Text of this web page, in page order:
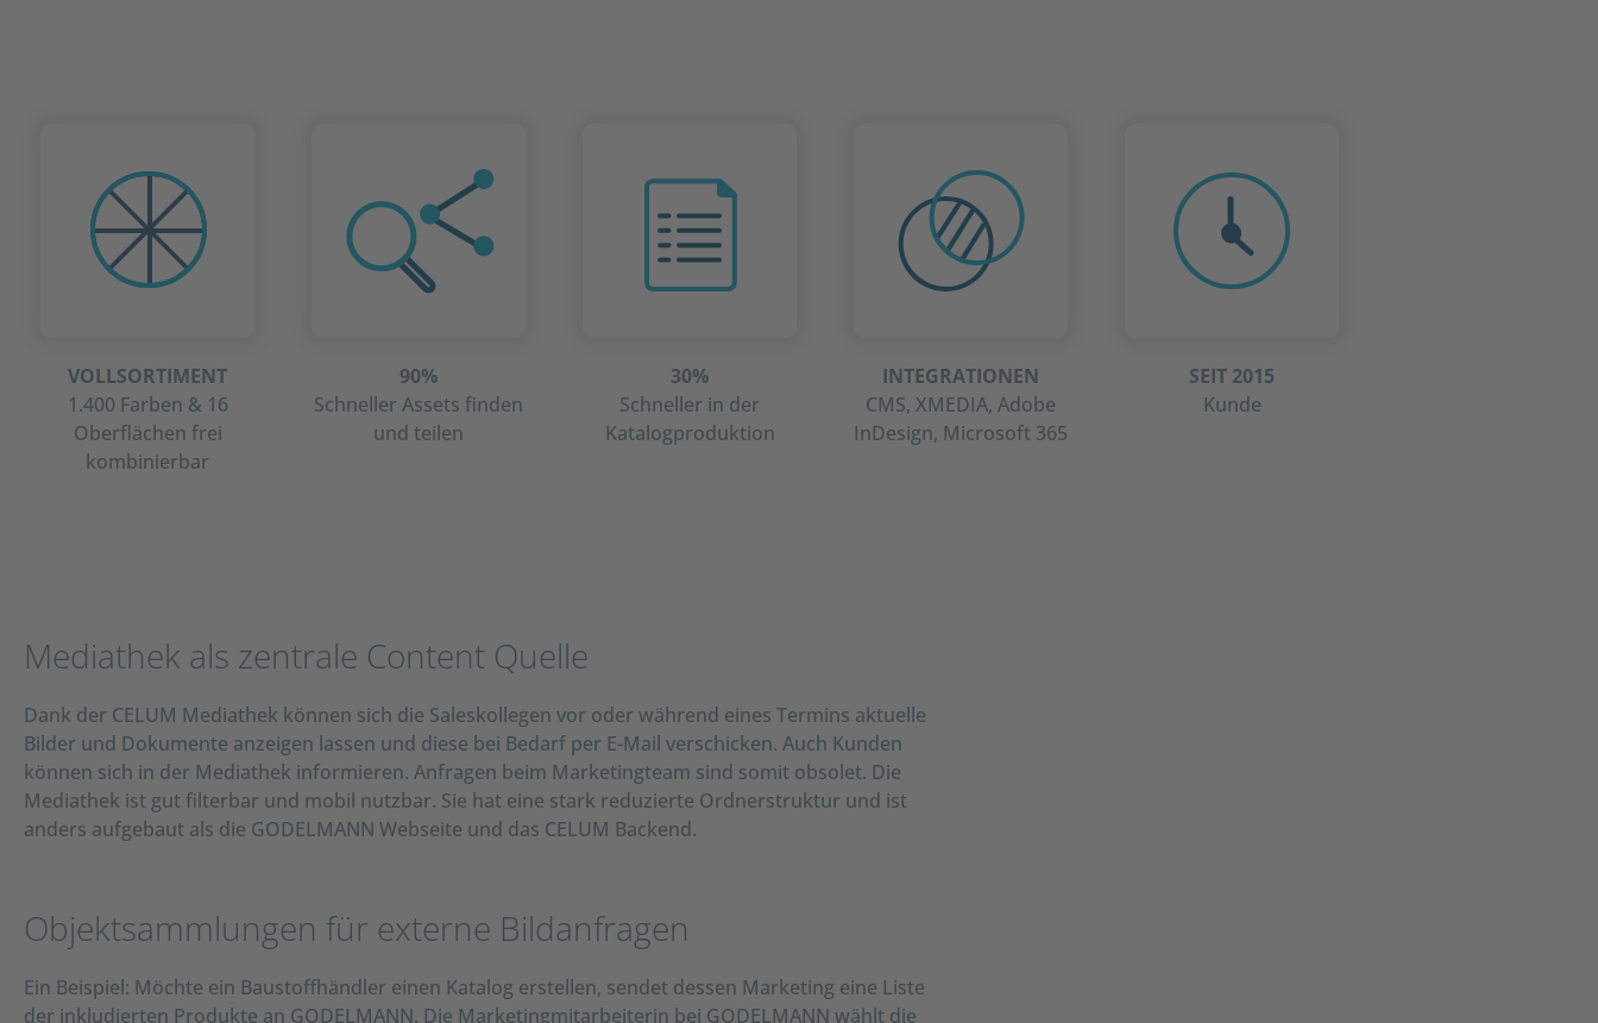
VOLLSORTIMENT
1.400 Farben & 16
Oberflächen frei
kombinierbar
90%
Schneller Assets finden
und teilen
30%
Schneller in der
Katalogproduktion
INTEGRATIONEN
CMS, XMEDIA, Adobe
InDesign, Microsoft 365
SEIT 2015
Kunde
Mediathek als zentrale Content Quelle
Dank der CELUM Mediathek können sich die Saleskollegen vor oder während eines Termins aktuelle
Bilder und Dokumente anzeigen lassen und diese bei Bedarf per E-Mail verschicken. Auch Kunden
können sich in der Mediathek informieren. Anfragen beim Marketingteam sind somit obsolet. Die
Mediathek ist gut filterbar und mobil nutzbar. Sie hat eine stark reduzierte Ordnerstruktur und ist
anders aufgebaut als die GODELMANN Webseite und das CELUM Backend.
Objektsammlungen für externe Bildanfragen
Ein Beispiel: Möchte ein Baustoffhändler einen Katalog erstellen, sendet dessen Marketing eine Liste
der inkludierten Produkte an GODELMANN. Die Marketingmitarbeiterin bei GODELMANN wählt die